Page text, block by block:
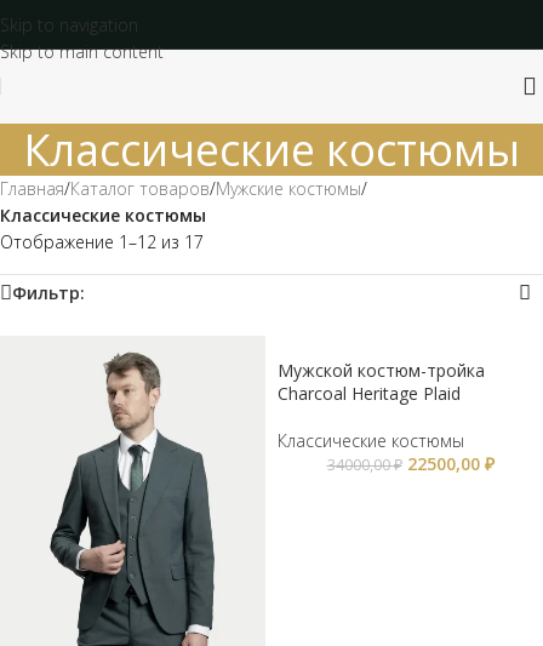
Skip to navigation
Skip to main content
Классические костюмы
Главная/Каталог товаров/Мужские костюмы/
Классические костюмы
Отображение 1–12 из 17
Фильтр:
Мужской костюм-тройка
Charcoal Heritage Plaid
Классические костюмы
34000,00₽ 22500,00 ₽